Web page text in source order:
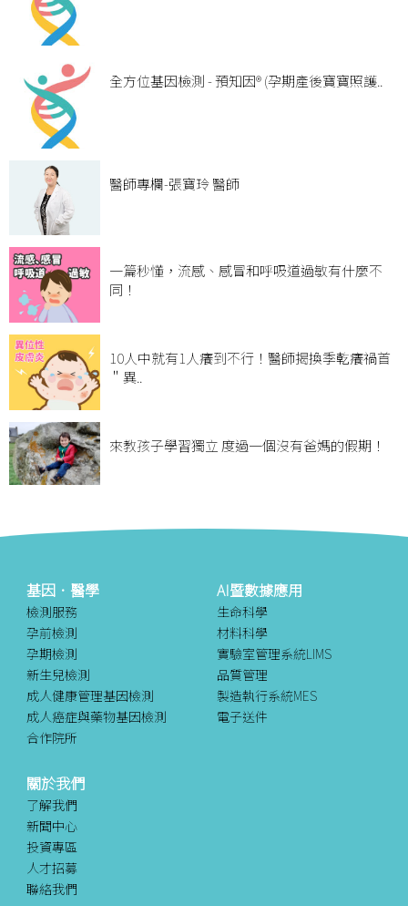
全方位基因檢測 - 預知因® (孕期產後寶寶照護..
醫師專欄-張寶玲 醫師
一篇秒懂，流感、感冒和呼吸道過敏有什麼不
同！
10人中就有1人癢到不行！醫師揭換季乾癢禍首
＂異..
來教孩子學習獨立 度過一個沒有爸媽的假期！
基因．醫學
檢測服務
孕前檢測
孕期檢測
新生兒檢測
成人健康管理基因檢測
成人癌症與藥物基因檢測
合作院所
AI暨數據應用
生命科學
材料科學
實驗室管理系統LIMS
品質管理
製造執行系統MES
電子送件
關於我們
了解我們
新聞中心
投資專區
人才招募
聯絡我們